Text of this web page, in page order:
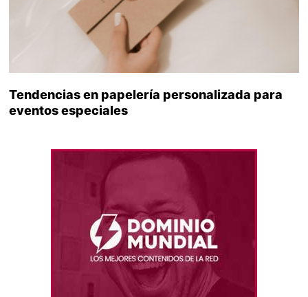
Tendencias en papelería personalizada para
eventos especiales